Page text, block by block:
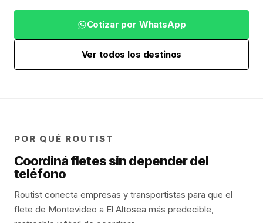
Cotizar por WhatsApp
Ver todos los destinos
POR QUÉ ROUTIST
Coordiná fletes sin depender del
teléfono
Routist conecta empresas y transportistas para que el
flete de Montevideo a El Altosea más predecible,